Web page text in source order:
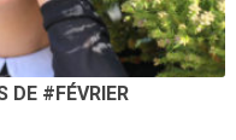
DE #FÉVRIER